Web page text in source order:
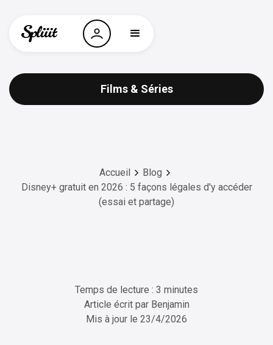
Films & Séries
Accueil
Blog
Disney+ gratuit en 2026 : 5 façons légales d'y accéder
(essai et partage)
Temps de lecture : 3 minutes
Article écrit par Benjamin
Mis à jour le 23/4/2026